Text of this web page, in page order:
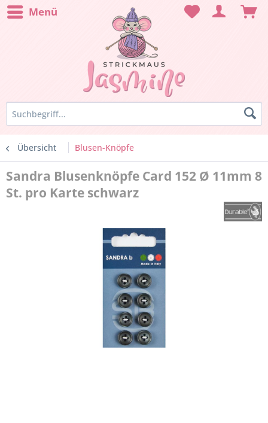
Menü
Übersicht Blusen-Knöpfe
Sandra Blusenknöpfe Card 152 Ø 11mm 8
St. pro Karte schwarz